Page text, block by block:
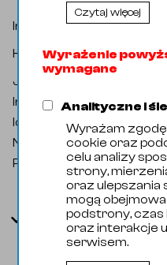
Indeks katalogowy:
Kategoria:
Armatura
90st
Jednostka miary
Indeks handlowy:
Identyfikator zewnętrzny
Nazwa oryginalna:
Producent: Domyślny
Parametry
Czytaj więcej
Wyrażenie
wymagane
Analityczne i
Wyrażam
cookie oraz
celu analizy
strony,
oraz ulepszania
mogą
podstrony,
oraz interakcje
serwisem.